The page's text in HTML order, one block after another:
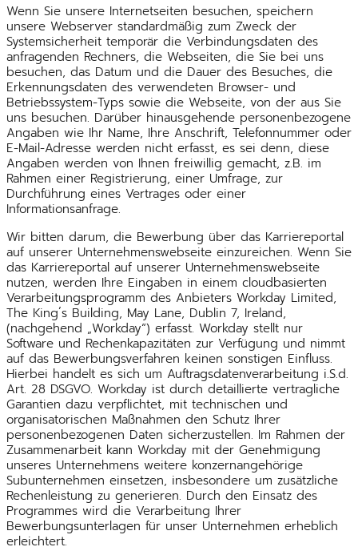
Wenn Sie unsere Internetseiten besuchen, speichern
unsere Webserver standardmäßig zum Zweck der
Systemsicherheit temporär die Verbindungsdaten des
anfragenden Rechners, die Webseiten, die Sie bei uns
besuchen, das Datum und die Dauer des Besuches, die
Erkennungsdaten des verwendeten Browser- und
Betriebssystem-Typs sowie die Webseite, von der aus Sie
uns besuchen. Darüber hinausgehende personenbezogene
Angaben wie Ihr Name, Ihre Anschrift, Telefonnummer oder
E-Mail-Adresse werden nicht erfasst, es sei denn, diese
Angaben werden von Ihnen freiwillig gemacht, z.B. im
Rahmen einer Registrierung, einer Umfrage, zur
Durchführung eines Vertrages oder einer
Informationsanfrage.
Wir bitten darum, die Bewerbung über das Karriereportal
auf unserer Unternehmenswebseite einzureichen. Wenn Sie
das Karriereportal auf unserer Unternehmenswebseite
nutzen, werden Ihre Eingaben in einem cloudbasierten
Verarbeitungsprogramm des Anbieters Workday Limited,
The King´s Building, May Lane, Dublin 7, Ireland,
(nachgehend „Workday“) erfasst. Workday stellt nur
Software und Rechenkapazitäten zur Verfügung und nimmt
auf das Bewerbungsverfahren keinen sonstigen Einfluss.
Hierbei handelt es sich um Auftragsdatenverarbeitung i.S.d.
Art. 28 DSGVO. Workday ist durch detaillierte vertragliche
Garantien dazu verpflichtet, mit technischen und
organisatorischen Maßnahmen den Schutz Ihrer
personenbezogenen Daten sicherzustellen. Im Rahmen der
Zusammenarbeit kann Workday mit der Genehmigung
unseres Unternehmens weitere konzernangehörige
Subunternehmen einsetzen, insbesondere um zusätzliche
Rechenleistung zu generieren. Durch den Einsatz des
Programmes wird die Verarbeitung Ihrer
Bewerbungsunterlagen für unser Unternehmen erheblich
erleichtert.